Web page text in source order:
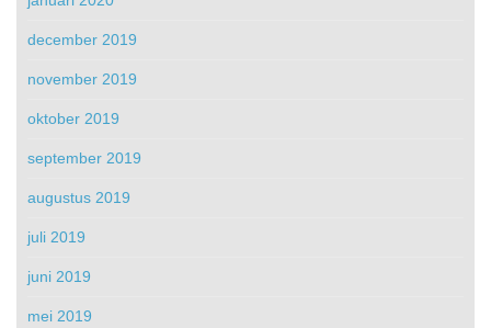
december 2019
november 2019
oktober 2019
september 2019
augustus 2019
juli 2019
juni 2019
mei 2019